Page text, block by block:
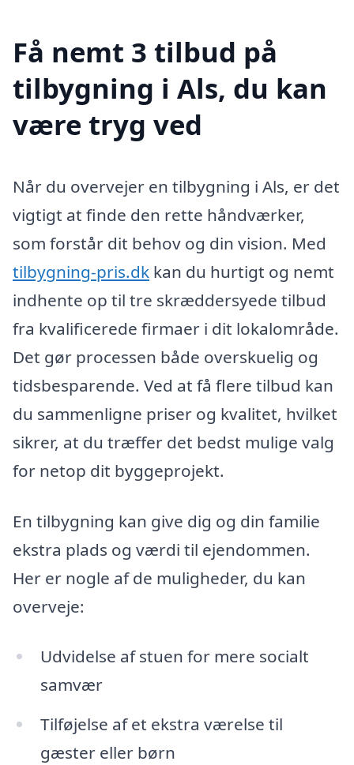
Få nemt 3 tilbud på
tilbygning i Als, du kan
være tryg ved
Når du overvejer en tilbygning i Als, er det
vigtigt at finde den rette håndværker,
som forstår dit behov og din vision. Med
tilbygning-pris.dk kan du hurtigt og nemt
indhente op til tre skræddersyede tilbud
fra kvalificerede firmaer i dit lokalområde.
Det gør processen både overskuelig og
tidsbesparende. Ved at få flere tilbud kan
du sammenligne priser og kvalitet, hvilket
sikrer, at du træffer det bedst mulige valg
for netop dit byggeprojekt.
En tilbygning kan give dig og din familie
ekstra plads og værdi til ejendommen.
Her er nogle af de muligheder, du kan
overveje:
Udvidelse af stuen for mere socialt
samvær
Tilføjelse af et ekstra værelse til
gæster eller børn